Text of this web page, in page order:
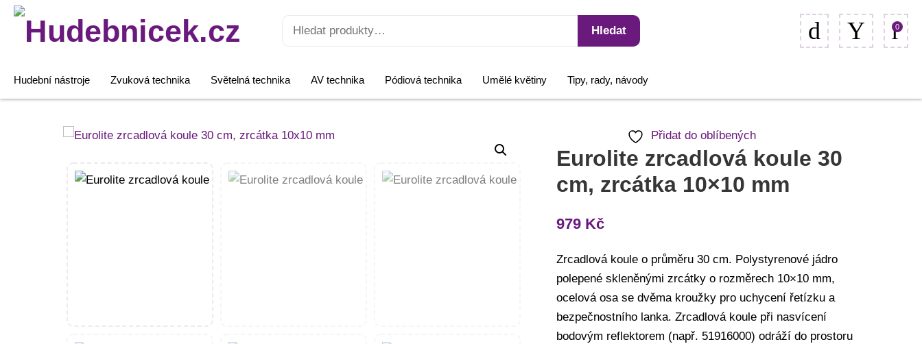
Hledat:
Hledat 0
Hudební nástroje Zvuková technika Světelná technika AV technika Pódiová technika Umělé květiny Tipy, rady, návody
Přidat do oblíbených
Eurolite zrcadlová koule 30
cm, zrcátka 10×10 mm
979 Kč
Zrcadlová koule o průměru 30 cm. Polystyrenové jádro
polepené skleněnými zrcátky o rozměrech 10×10 mm,
ocelová osa se dvěma kroužky pro uchycení řetízku a
bezpečnostního lanka. Zrcadlová koule při nasvícení
bodovým reflektorem (např. 51916000) odráží do prostoru
Eurolite
koule